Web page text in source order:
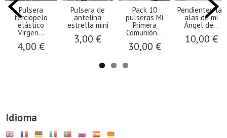
Idioma
Pulsera
terciopelo
elástico
Virgen...
4,00 €
Pulsera de
antelina
estrella mini
3,00 €
Pack 10
pulseras Mi
Primera
Comunión...
30,00 €
Pendientes las
alas de mi
Ángel de...
10,00 €